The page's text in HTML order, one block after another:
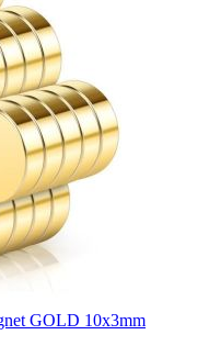
GOLD 10x3mm